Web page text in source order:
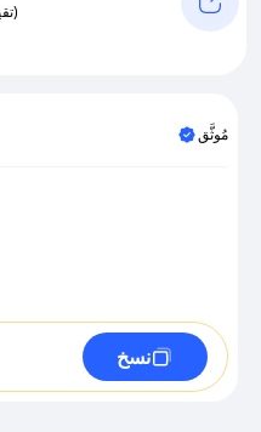
(0 تقييمات)
مُوثَّق
نسخ